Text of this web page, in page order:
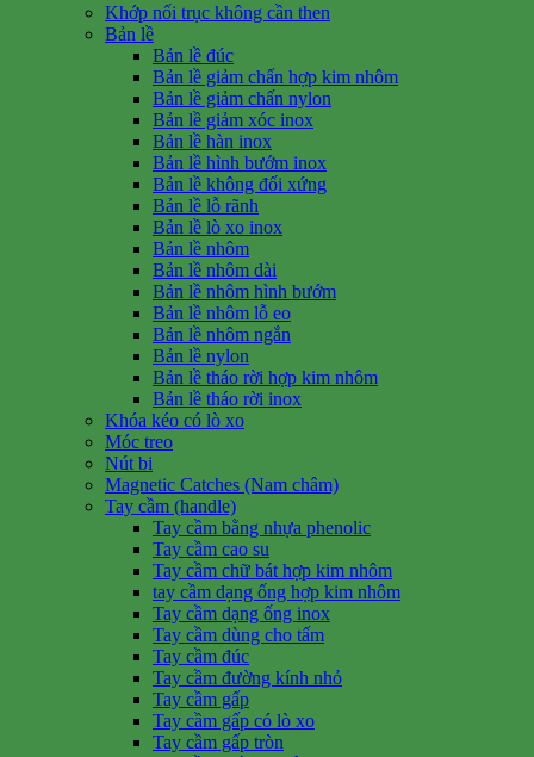
Khớp nối trục không cần then
Bản lề
Bản lề đúc
Bản lề giảm chấn hợp kim nhôm
Bản lề giảm chấn nylon
Bản lề giảm xóc inox
Bản lề hàn inox
Bản lề hình bướm inox
Bản lề không đối xứng
Bản lề lỗ rãnh
Bản lề lò xo inox
Bản lề nhôm
Bản lề nhôm dài
Bản lề nhôm hình bướm
Bản lề nhôm lỗ eo
Bản lề nhôm ngắn
Bản lề nylon
Bản lề tháo rời hợp kim nhôm
Bản lề tháo rời inox
Khóa kéo có lò xo
Móc treo
Nút bi
Magnetic Catches (Nam châm)
Tay cầm (handle)
Tay cầm bằng nhựa phenolic
Tay cầm cao su
Tay cầm chữ bát hợp kim nhôm
tay cầm dạng ống hợp kim nhôm
Tay cầm dạng ống inox
Tay cầm dùng cho tấm
Tay cầm đúc
Tay cầm đường kính nhỏ
Tay cầm gấp
Tay cầm gấp có lò xo
Tay cầm gấp tròn